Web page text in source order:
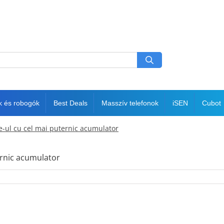
és robogók Best Deals Masszív telefonok iSEN Cubot
ul cu cel mai puternic acumulator
acumulator